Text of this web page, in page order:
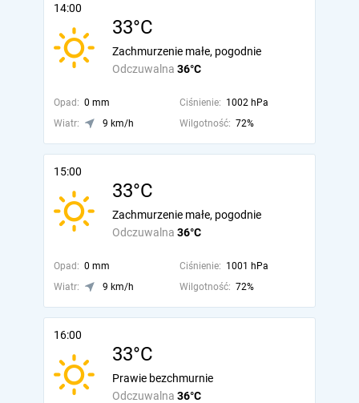
14:00
33°C
Odczuwalna 36°C
Zachmurzenie małe, pogodnie
Opad: 0 mm Ciśnienie: 1002 hPa
Wiatr:
9 km/h Wilgotność: 72%
15:00
33°C
Odczuwalna 36°C
Zachmurzenie małe, pogodnie
Opad: 0 mm Ciśnienie: 1001 hPa
Wiatr:
9 km/h Wilgotność: 72%
16:00
33°C
Odczuwalna 36°C
Prawie bezchmurnie